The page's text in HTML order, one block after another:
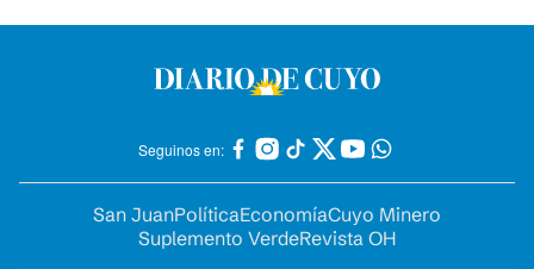
Seguinos en:
San JuanPolíticaEconomíaCuyo Minero
Suplemento VerdeRevista OH